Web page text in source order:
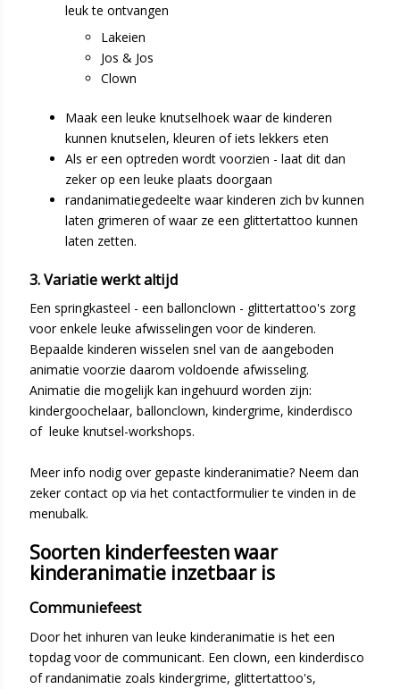
leuk te ontvangen
Lakeien
Jos & Jos
Clown
Maak een leuke knutselhoek waar de kinderen
kunnen knutselen, kleuren of iets lekkers eten
Als er een optreden wordt voorzien - laat dit dan
zeker op een leuke plaats doorgaan
randanimatiegedeelte waar kinderen zich bv kunnen
laten grimeren of waar ze een glittertattoo kunnen
laten zetten.
3. Variatie werkt altijd
Een springkasteel - een ballonclown - glittertattoo's zorg
voor enkele leuke afwisselingen voor de kinderen.
Bepaalde kinderen wisselen snel van de aangeboden
animatie voorzie daarom voldoende afwisseling.
Animatie die mogelijk kan ingehuurd worden zijn:
kindergoochelaar, ballonclown, kindergrime, kinderdisco
of leuke knutsel-workshops.
Meer info nodig over gepaste kinderanimatie? Neem dan
zeker contact op via het contactformulier te vinden in de
menubalk.
Soorten kinderfeesten waar
kinderanimatie inzetbaar is
Communiefeest
Door het inhuren van leuke kinderanimatie is het een
topdag voor de communicant. Een clown, een kinderdisco
of randanimatie zoals kindergrime, glittertattoo's,